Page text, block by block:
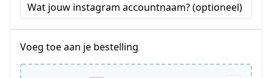
Wat jouw instagram accountnaam? (optioneel)
Voeg toe aan je bestelling